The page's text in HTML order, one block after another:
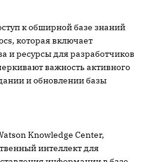
к обширной базе знаний
которая включает
и ресурсы для разработчиков
важность активного
и обновлении базы
Knowledge Center,
интеллект для